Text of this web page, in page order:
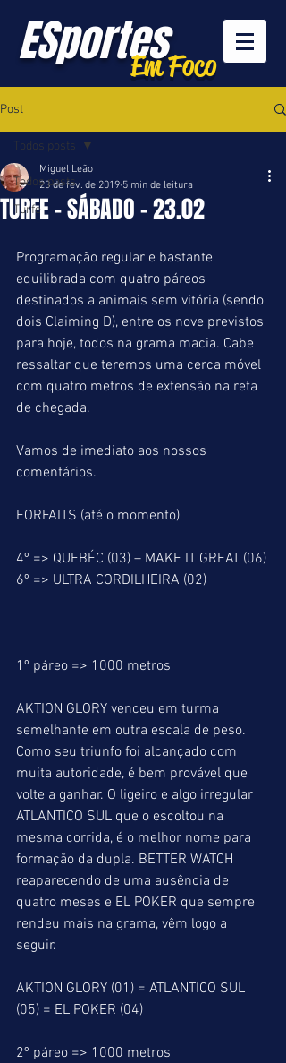
ESportesEm Foco
Post
Todos posts
Turfe
Todos posts
TURFE - SÁBADO - 23.02
Miguel Leão
23 de fev. de 2019 5 min de leitura
Programação regular e bastante
equilibrada com quatro páreos
destinados a animais sem vitória (sendo
dois Claiming D), entre os nove previstos
para hoje, todos na grama macia. Cabe
ressaltar que teremos uma cerca móvel
com quatro metros de extensão na reta
de chegada.
Vamos de imediato aos nossos
comentários.
FORFAITS (até o momento)
4º => QUEBÉC (03) – MAKE IT GREAT (06)
6º => ULTRA CORDILHEIRA (02)
1º páreo => 1000 metros
AKTION GLORY venceu em turma
semelhante em outra escala de peso.
Como seu triunfo foi alcançado com
muita autoridade, é bem provável que
volte a ganhar. O ligeiro e algo irregular
ATLANTICO SUL que o escoltou na
mesma corrida, é o melhor nome para
formação da dupla. BETTER WATCH
reaparecendo de uma ausência de
quatro meses e EL POKER que sempre
rendeu mais na grama, vêm logo a
seguir.
AKTION GLORY (01) = ATLANTICO SUL
(05) = EL POKER (04)
2º páreo => 1000 metros